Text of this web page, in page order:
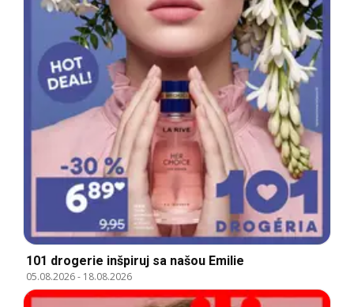
101 drogerie inšpiruj sa našou Emilie
05.08.2026- 18.08.2026